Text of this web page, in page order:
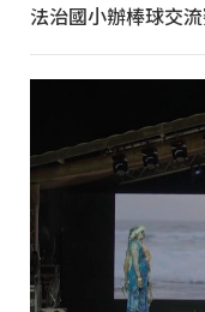
法治國小辦棒球交